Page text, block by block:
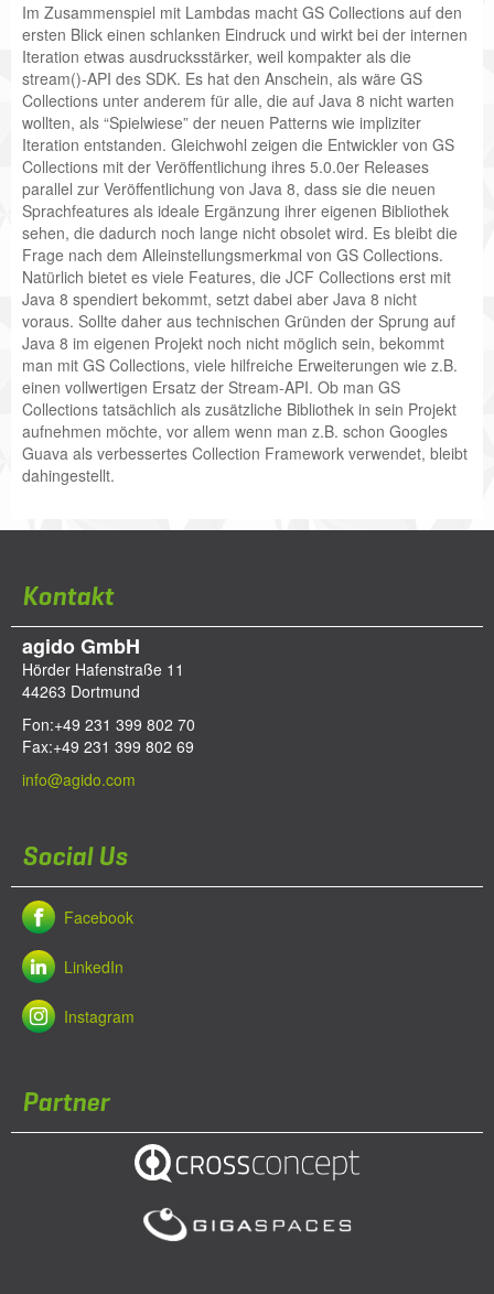
Im Zusammenspiel mit Lambdas macht GS Collections auf den
ersten Blick einen schlanken Eindruck und wirkt bei der internen
Iteration etwas ausdrucksstärker, weil kompakter als die
stream()-API des SDK. Es hat den Anschein, als wäre GS
Collections unter anderem für alle, die auf Java 8 nicht warten
wollten, als “Spielwiese” der neuen Patterns wie impliziter
Iteration entstanden. Gleichwohl zeigen die Entwickler von GS
Collections mit der Veröffentlichung ihres 5.0.0er Releases
parallel zur Veröffentlichung von Java 8, dass sie die neuen
Sprachfeatures als ideale Ergänzung ihrer eigenen Bibliothek
sehen, die dadurch noch lange nicht obsolet wird. Es bleibt die
Frage nach dem Alleinstellungsmerkmal von GS Collections.
Natürlich bietet es viele Features, die JCF Collections erst mit
Java 8 spendiert bekommt, setzt dabei aber Java 8 nicht
voraus. Sollte daher aus technischen Gründen der Sprung auf
Java 8 im eigenen Projekt noch nicht möglich sein, bekommt
man mit GS Collections, viele hilfreiche Erweiterungen wie z.B.
einen vollwertigen Ersatz der Stream-API. Ob man GS
Collections tatsächlich als zusätzliche Bibliothek in sein Projekt
aufnehmen möchte, vor allem wenn man z.B. schon Googles
Guava als verbessertes Collection Framework verwendet, bleibt
dahingestellt.
Kontakt
agido GmbH
Hörder Hafenstraße 11
44263 Dortmund
Fon:+49 231 399 802 70
Fax:+49 231 399 802 69
info@agido.com
Social Us
Facebook
LinkedIn
Instagram
Partner